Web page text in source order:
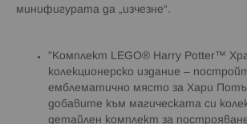
минифигурата да „изчезне“.
"Комплект LEGO® Harry Potter™
колекционерско издание –
емблематично място за Хари
добавите към магическата си
детайлен комплект за